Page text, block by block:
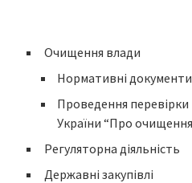
Очищення влади
Нормативні документи
Проведення
України “Про
Регуляторна діяльність
Державні закупівлі